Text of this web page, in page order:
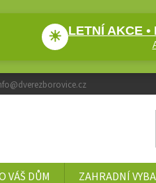
☀ LETNÍ AKCE
VÁŠ DŮM ZAHRADNÍ